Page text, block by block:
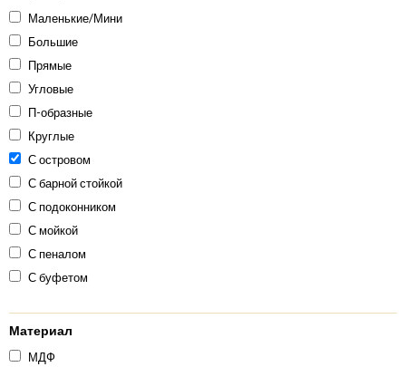
Маленькие/Мини
Большие
Прямые
Угловые
П-образные
Круглые
С островом
С барной стойкой
С подоконником
С мойкой
С пеналом
С буфетом
Материал
МДФ